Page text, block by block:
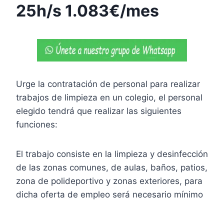
25h/s 1.083€/mes
Urge la contratación de personal para realizar
trabajos de limpieza en un colegio, el personal
elegido tendrá que realizar las siguientes
funciones:
El trabajo consiste en la limpieza y desinfección
de las zonas comunes, de aulas, baños, patios,
zona de polideportivo y zonas exteriores, para
dicha oferta de empleo será necesario mínimo